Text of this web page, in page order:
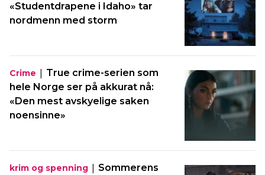
«Studentdrapene i Idaho» tar
nordmenn med storm
Crime | True crime-serien som
hele Norge ser på akkurat nå:
«Den mest avskyelige saken
noensinne»
krim og spenning | Sommerens